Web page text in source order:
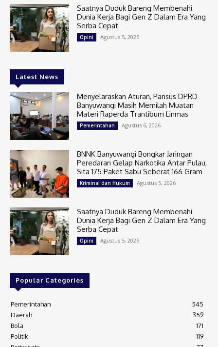
Saatnya Duduk Bareng Membenahi
Dunia Kerja Bagi Gen Z Dalam Era Yang
Serba Cepat
Opini Agustus 5, 2026
Latest News
Menyelaraskan Aturan, Pansus DPRD
Banyuwangi Masih Memilah Muatan
Materi Raperda Trantibum Linmas
Pemerintahan Agustus 6, 2026
BNNK Banyuwangi Bongkar Jaringan
Peredaran Gelap Narkotika Antar Pulau,
Sita 175 Paket Sabu Seberat 166 Gram
Kriminal dan Hukum Agustus 5, 2026
Saatnya Duduk Bareng Membenahi
Dunia Kerja Bagi Gen Z Dalam Era Yang
Serba Cepat
Opini Agustus 5, 2026
Popular Categories
Pemerintahan
545
Daerah
359
Bola
171
Politik
119